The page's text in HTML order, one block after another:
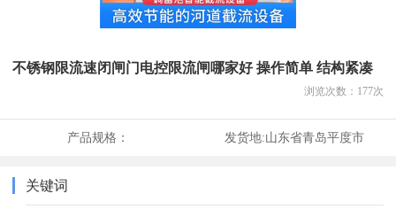
不锈钢限流速闭闸门电控限流闸哪家好 操作简单 结构紧凑
浏览次数： 177次
产品规格： 发货地:山东省青岛平度市
关键词